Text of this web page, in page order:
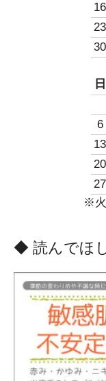
16
23
30
日
6
13
20
27
※火
◆ 読んでほ